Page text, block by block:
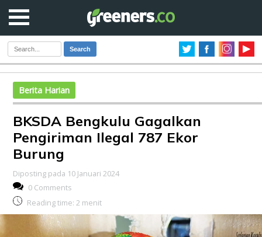
Search
Berita Harian
BKSDA Bengkulu Gagalkan
Pengiriman Ilegal 787 Ekor
Burung
Diposting pada 10 Januari 2024
0 Comments
Reading time: 2 menit